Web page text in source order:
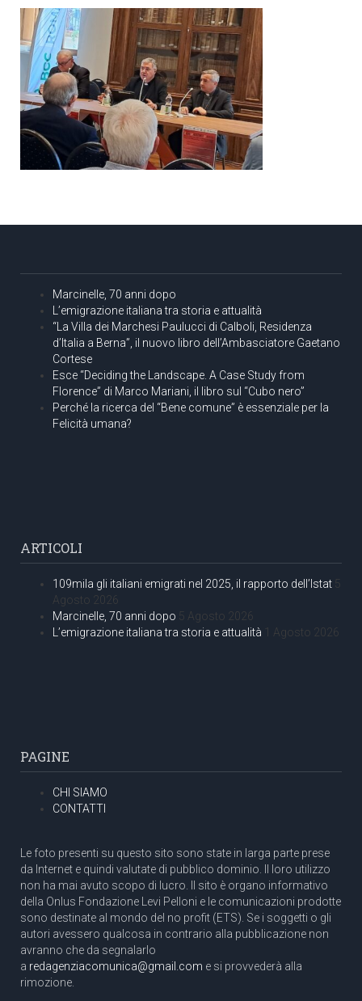
Marcinelle, 70 anni dopo
L’emigrazione italiana tra storia e attualità
“La Villa dei Marchesi Paulucci di Calboli, Residenza
d’Italia a Berna”, il nuovo libro dell’Ambasciatore Gaetano
Cortese
Esce “Deciding the Landscape. A Case Study from
Florence” di Marco Mariani, il libro sul “Cubo nero”
Perché la ricerca del “Bene comune” è essenziale per la
Felicità umana?
ARTICOLI
109mila gli italiani emigrati nel 2025, il rapporto dell’Istat 5
Agosto 2026
Marcinelle, 70 anni dopo 5 Agosto 2026
L’emigrazione italiana tra storia e attualità 1 Agosto 2026
PAGINE
CHI SIAMO
CONTATTI
Le foto presenti su questo sito sono state in larga parte prese
da Internet e quindi valutate di pubblico dominio. Il loro utilizzo
non ha mai avuto scopo di lucro. Il sito è organo informativo
della Onlus Fondazione Levi Pelloni e le comunicazioni prodotte
sono destinate al mondo del no profit (ETS). Se i soggetti o gli
autori avessero qualcosa in contrario alla pubblicazione non
avranno che da segnalarlo
a redagenziacomunica@gmail.com e si provvederà alla
rimozione.